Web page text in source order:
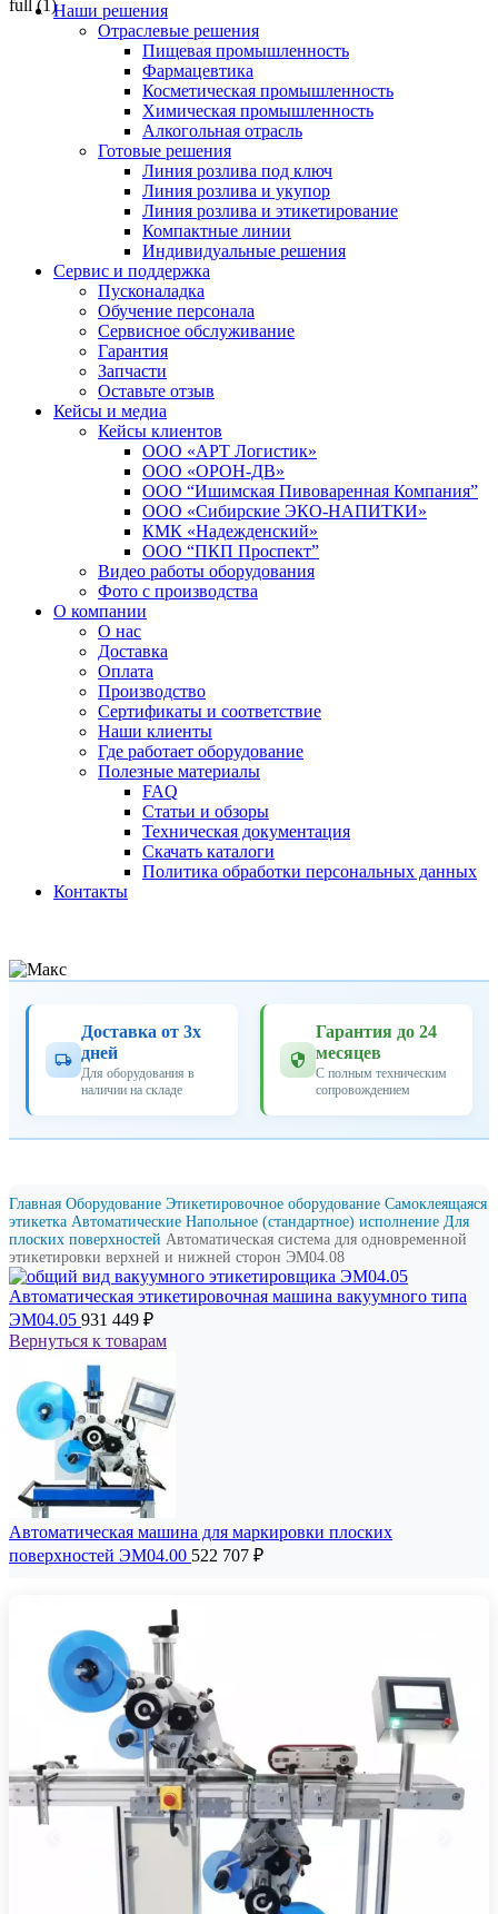
Наши решения
Отраслевые решения
Пищевая промышленность
Фармацевтика
Косметическая промышленность
Химическая промышленность
Алкогольная отрасль
Готовые решения
Линия розлива под ключ
Линия розлива и укупор
Линия розлива и этикетирование
Компактные линии
Индивидуальные решения
Сервис и поддержка
Пусконаладка
Обучение персонала
Сервисное обслуживание
Гарантия
Запчасти
Оставьте отзыв
Кейсы и медиа
Кейсы клиентов
ООО «АРТ Логистик»
ООО «ОРОН-ДВ»
ООО “Ишимская Пивоваренная Компания”
ООО «Сибирские ЭКО-НАПИТКИ»
КМК «Надежденский»
ООО “ПКП Проспект”
Видео работы оборудования
Фото с производства
О компании
О нас
Доставка
Оплата
Производство
Сертификаты и соответствие
Наши клиенты
Где работает оборудование
Полезные материалы
FAQ
Статьи и обзоры
Техническая документация
Скачать каталоги
Политика обработки персональных данных
Контакты
Доставка от 3х
дней
Для оборудования в
наличии на складе
Гарантия до 24
месяцев
С полным техническим
сопровождением
Главная Оборудование Этикетировочное оборудование Самоклеящаяся
этикетка Автоматические Напольное (стандартное) исполнение Для
плоских поверхностей Автоматическая система для одновременной
этикетировки верхней и нижней сторон ЭМ04.08
Автоматическая этикетировочная машина вакуумного типа
ЭМ04.05 931 449 ₽
Вернуться к товарам
Автоматическая машина для маркировки плоских
поверхностей ЭМ04.00 522 707 ₽